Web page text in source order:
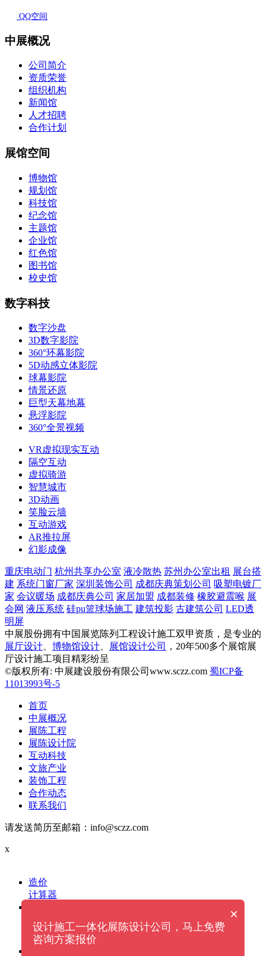
QQ空间
中展概况
公司简介
资质荣誉
组织机构
新闻馆
人才招聘
合作计划
展馆空间
博物馆
规划馆
科技馆
纪念馆
主题馆
企业馆
红色馆
图书馆
校史馆
数字科技
数字沙盘
3D数字影院
360°环幕影院
5D动感立体影院
球幕影院
情景还原
巨型天幕地幕
悬浮影院
360°全景视频
VR虚拟现实互动
隔空互动
虚拟骑游
智慧城市
3D动画
笑脸云墙
互动游戏
AR推拉屏
幻影成像
重庆电动门 杭州共享办公室 液冷散热 苏州办公室出租 展台搭
建 系统门窗厂家 深圳装饰公司 成都庆典策划公司 吸塑电镀厂
家 会议暖场 成都庆典公司 家居加盟 成都装修 橡胶避震喉 展
会网 液压系统 硅pu篮球场施工 建筑投影 古建筑公司 LED透
明屏
中展股份拥有中国展览陈列工程设计施工双甲资质，是专业的
展厅设计
博物馆设计 展馆设计公司
，20年500多个展馆展
厅设计施工项目精彩纷呈
©版权所有: 中展建设股份有限公司www.sczz.com 蜀ICP备
11013993号-5
首页
中展概况
展陈工程
展陈设计院
互动科技
文旅产业
装饰工程
合作动态
联系我们
请发送简历至邮箱：info@sczz.com
x
造价
计算器
给我们拨打电话13060000870
×
设计施工一体化展陈设计公司，马上免费
咨询方案报价